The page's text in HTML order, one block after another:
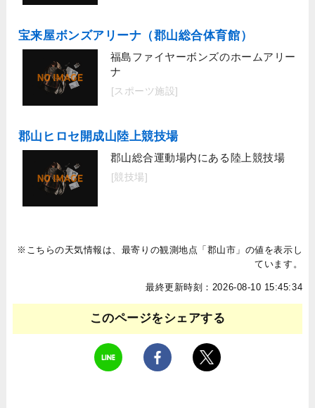
宝来屋ボンズアリーナ（郡山総合体育館）
福島ファイヤーボンズのホームアリー
ナ
[スポーツ施設]
郡山ヒロセ開成山陸上競技場
郡山総合運動場内にある陸上競技場
[競技場]
※こちらの天気情報は、最寄りの観測地点「郡山市」の値を表示し
ています。
最終更新時刻：2026-08-10 15:45:34
このページをシェアする